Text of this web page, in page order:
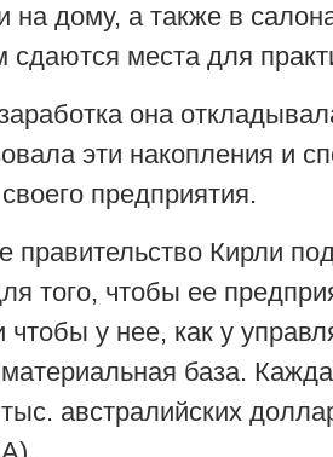
на дому, а также в
сдаются места для
она
эти накопления и
предприятия.
правительство Кирли
того, чтобы ее
чтобы у нее, как у
база.
австралийских